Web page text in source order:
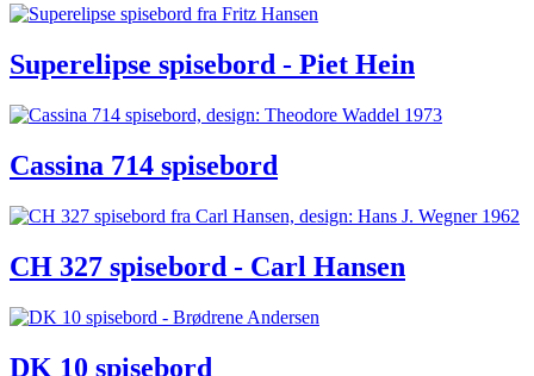
Superelipse spisebord - Piet Hein
Cassina 714 spisebord
CH 327 spisebord - Carl Hansen
DK 10 spisebord